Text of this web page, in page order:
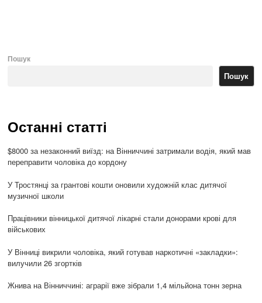
Пошук
Пошук
Останні статті
$8000 за незаконний виїзд: на Вінниччині затримали водія, який мав
переправити чоловіка до кордону
У Тростянці за грантові кошти оновили художній клас дитячої
музичної школи
Працівники вінницької дитячої лікарні стали донорами крові для
військових
У Вінниці викрили чоловіка, який готував наркотичні «закладки»:
вилучили 26 згортків
Жнива на Вінниччині: аграрії вже зібрали 1,4 мільйона тонн зерна